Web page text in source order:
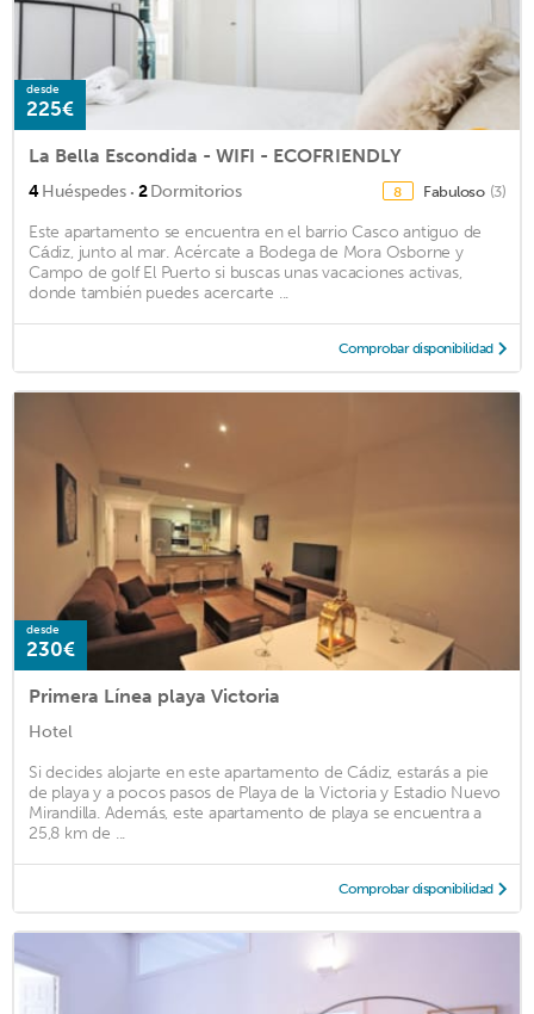
desde
225€
La Bella Escondida - WIFI - ECOFRIENDLY
4Huéspedes · 2Dormitorios 8 Fabuloso (3)
Este apartamento se encuentra en el barrio Casco antiguo de
Cádiz, junto al mar. Acércate a Bodega de Mora Osborne y
Campo de golf El Puerto si buscas unas vacaciones activas,
donde también puedes acercarte ...
Comprobar disponibilidad
desde
230€
Primera Línea playa Victoria
Hotel
Si decides alojarte en este apartamento de Cádiz, estarás a pie
de playa y a pocos pasos de Playa de la Victoria y Estadio Nuevo
Mirandilla. Además, este apartamento de playa se encuentra a
25,8 km de ...
Comprobar disponibilidad